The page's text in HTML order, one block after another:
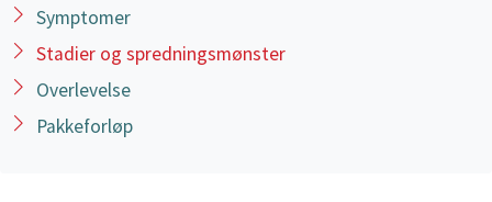
T3 – svulster på 4-6 cm
T4 – omfattende svulster med innvekst
i naboorgan, muskulatur, skjelett og hud
N-klassifikasjon
Symptomer
Stadier og spredningsmønster
Overlevelse
Pakkeforløp